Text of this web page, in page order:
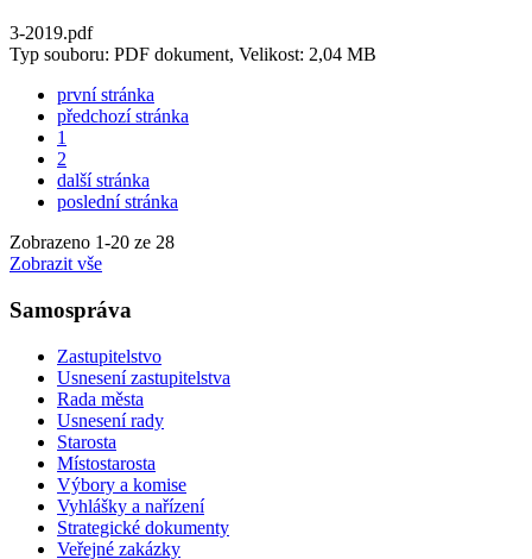
3-2019.pdf
Typ souboru: PDF dokument, Velikost: 2,04 MB
první stránka
předchozí stránka
1
2
další stránka
poslední stránka
Zobrazeno 1-20 ze 28
Zobrazit vše
Samospráva
Zastupitelstvo
Usnesení zastupitelstva
Rada města
Usnesení rady
Starosta
Místostarosta
Výbory a komise
Vyhlášky a nařízení
Strategické dokumenty
Veřejné zakázky